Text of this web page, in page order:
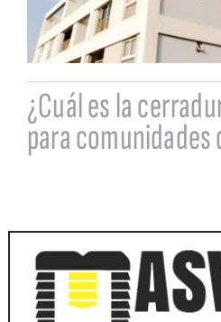
¿Cuál es la
para comunidades